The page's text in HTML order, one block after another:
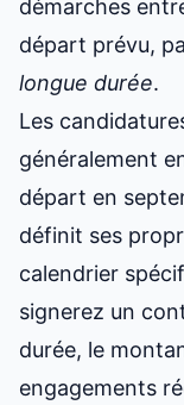
démarches
départ prévu,
longue durée.
Les
généralement
départ en
définit ses
calendrier
signerez un
durée, le
engagements